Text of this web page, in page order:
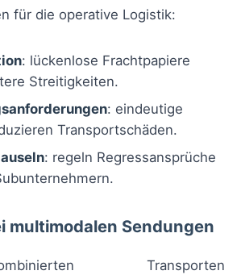
für die operative Logistik:
: lückenlose Frachtpapiere
Streitigkeiten.
: eindeutige
Transportschäden.
: regeln Regressansprüche
multimodalen Sendungen
Transporten